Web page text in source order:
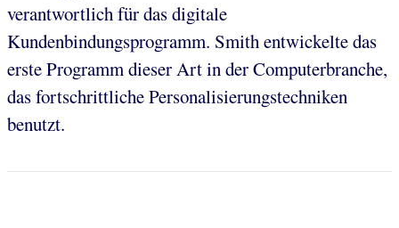
verantwortlich für das digitale
Kundenbindungsprogramm. Smith entwickelte das
erste Programm dieser Art in der Computerbranche,
das fortschrittliche Personalisierungstechniken
benutzt.